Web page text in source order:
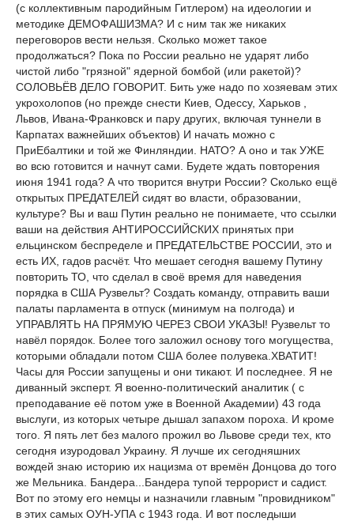
(с коллективным пародийным Гитлером) на идеологии и
методике ДЕМОФАШИЗМА? И с ним так же никаких
переговоров вести нельзя. Сколько может такое
продолжаться? Пока по России реально не ударят либо
чистой либо "грязной" ядерной бомбой (или ракетой)?
СОЛОВЬЁВ ДЕЛО ГОВОРИТ. Бить уже надо по хозяевам этих
укрохолопов (но прежде снести Киев, Одессу, Харьков ,
Львов, Ивана-Франковск и пару других, включая туннели в
Карпатах важнейших объектов) И начать можно с
ПриЕбалтики и той же Финляндии. НАТО? А оно и так УЖЕ
во всю готовится и начнут сами. Будете ждать повторения
июня 1941 года? А что творится внутри России? Сколько ещё
открытых ПРЕДАТЕЛЕЙ сидят во власти, образовании,
культуре? Вы и ваш Путин реально не понимаете, что ссылки
ваши на действия АНТИРОССИЙСКИХ принятых при
ельцинском беспределе и ПРЕДАТЕЛЬСТВЕ РОССИИ, это и
есть ИХ, гадов расчёт. Что мешает сегодня вашему Путину
повторить ТО, что сделал в своё время для наведения
порядка в США Рузвельт? Создать команду, отправить ваши
палаты парламента в отпуск (минимум на полгода) и
УПРАВЛЯТЬ НА ПРЯМУЮ ЧЕРЕЗ СВОИ УКАЗЫ! Рузвельт то
навёл порядок. Более того заложил основу того могущества,
которыми обладали потом США более полувека.ХВАТИТ!
Часы для России запущены и они тикают. И последнее. Я не
диванный эксперт. Я военно-политический аналитик ( с
преподавание её потом уже в Военной Академии) 43 года
выслуги, из которых четыре дышал запахом пороха. И кроме
того. Я пять лет без малого прожил во Львове среди тех, кто
сегодня изуродовал Украину. Я лучше их сегодняшних
вождей знаю историю их нацизма от времён Донцова до того
же Мельника. Бандера...Бандера тупой террорист и садист.
Вот по этому его немцы и назначили главным "провидником"
в этих самых ОУН-УПА с 1943 года. И вот последыши